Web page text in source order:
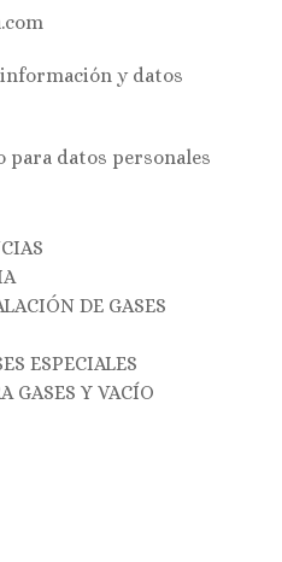
y datos
para datos personales
DE GASES
ESPECIALES
GASES Y VACÍO